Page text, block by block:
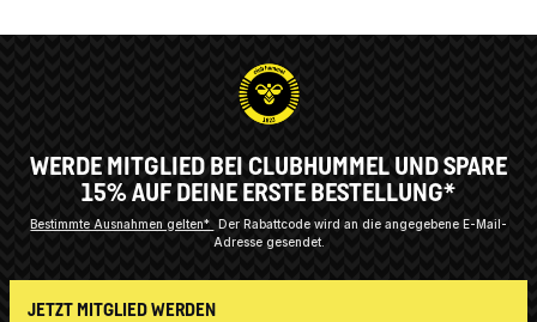
WERDE MITGLIED BEI CLUBHUMMEL UND SPARE
15% AUF DEINE ERSTE BESTELLUNG*
Bestimmte Ausnahmen gelten*
Der Rabattcode wird an die angegebene E-Mail-
Adresse gesendet.
JETZT MITGLIED WERDEN